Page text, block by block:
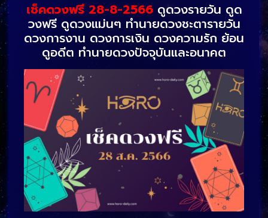
เช็คดวงฟรี 28-8-2566 ดูดวงรายวัน ดูด
วงฟรี ดูดวงแม่นๆ ทำนายดวงชะตารายวัน
ดวงการงาน ดวงการเงิน ดวงความรัก ย้อน
ดูอดีต ทำนายดวงปัจจุบันและอนาคต